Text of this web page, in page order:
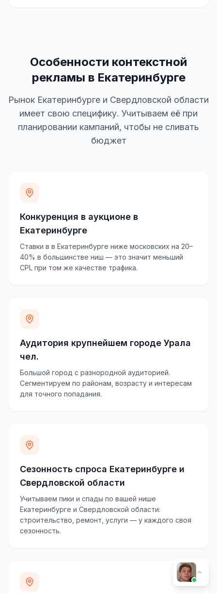
Особенности контекстной
рекламы в Екатеринбурге
Рынок Екатеринбурге и Свердловской области
имеет свою специфику. Учитываем её при
планировании кампаний, чтобы не сливать
бюджет
Конкуренция в аукционе в
Екатеринбурге
Ставки в в Екатеринбурге ниже московских на 20–
40% в большинстве ниш — это значит меньший
CPL при том же качестве трафика.
Аудитория крупнейшем городе Урала
чел.
Большой город с разнородной аудиторией.
Сегментируем по районам, возрасту и интересам
для точного попадания.
Сезонность спроса Екатеринбурге и
Свердловской области
Учитываем пики и спады по вашей нише
Екатеринбурге и Свердловской области:
строительство, ремонт, услуги — у каждого своя
сезонность.